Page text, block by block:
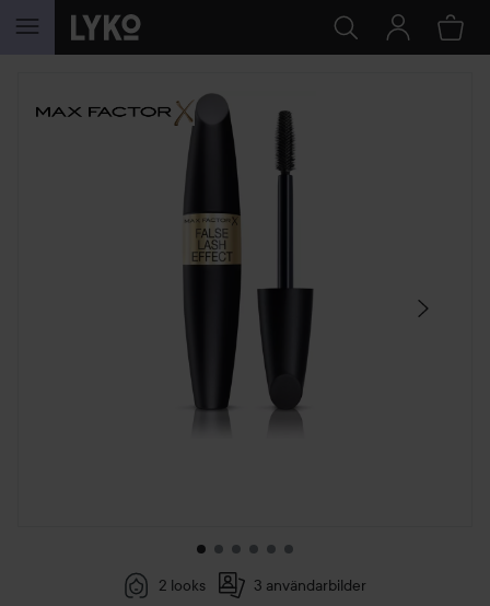
HOPPA TILL INNEHÅLLET
HOPPA ÖVER SEKTIONEN
2 looks 3 användarbilder